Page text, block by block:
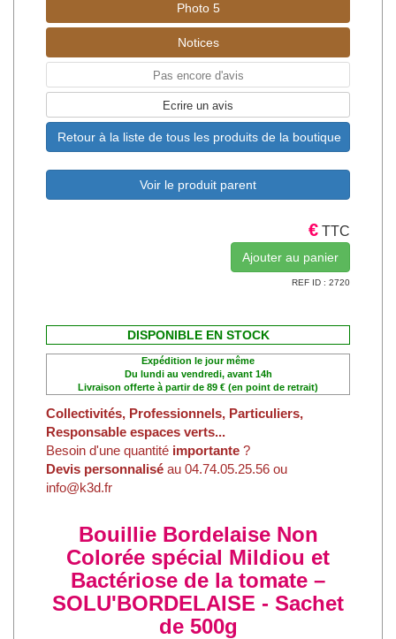
Photo 5
Notices
Pas encore d'avis
Ecrire un avis
Retour à la liste de tous les produits de la boutique
Voir le produit parent
€ TTC
REF ID : 2720
DISPONIBLE EN STOCK
Expédition le jour même
Du lundi au vendredi, avant 14h
Livraison offerte à partir de 89 € (en point de retrait)
Collectivités, Professionnels, Particuliers,
Responsable espaces verts...
Besoin d'une quantité importante ?
Devis personnalisé au 04.74.05.25.56 ou
info@k3d.fr
Bouillie Bordelaise Non
Colorée spécial Mildiou et
Bactériose de la tomate –
SOLU'BORDELAISE - Sachet
de 500g